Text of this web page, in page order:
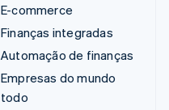
E-commerce
Finanças integradas
Automação de finanças
Empresas do mundo
todo